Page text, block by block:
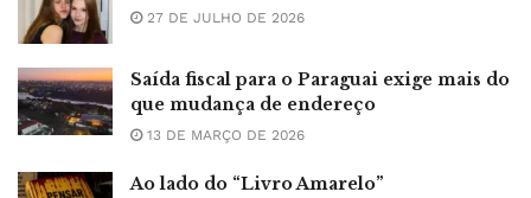
27 DE JULHO DE 2026
Saída fiscal para o Paraguai exige mais do
que mudança de endereço
13 DE MARÇO DE 2026
Ao lado do “Livro Amarelo”